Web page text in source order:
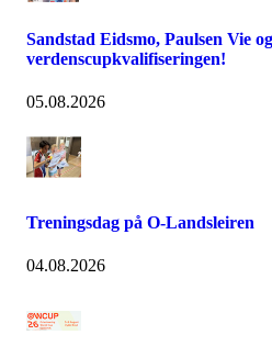
Sandstad Eidsmo, Paulsen Vie
verdenscupkvalifiseringen!
05.08.2026
Treningsdag på O-Landsleiren
04.08.2026